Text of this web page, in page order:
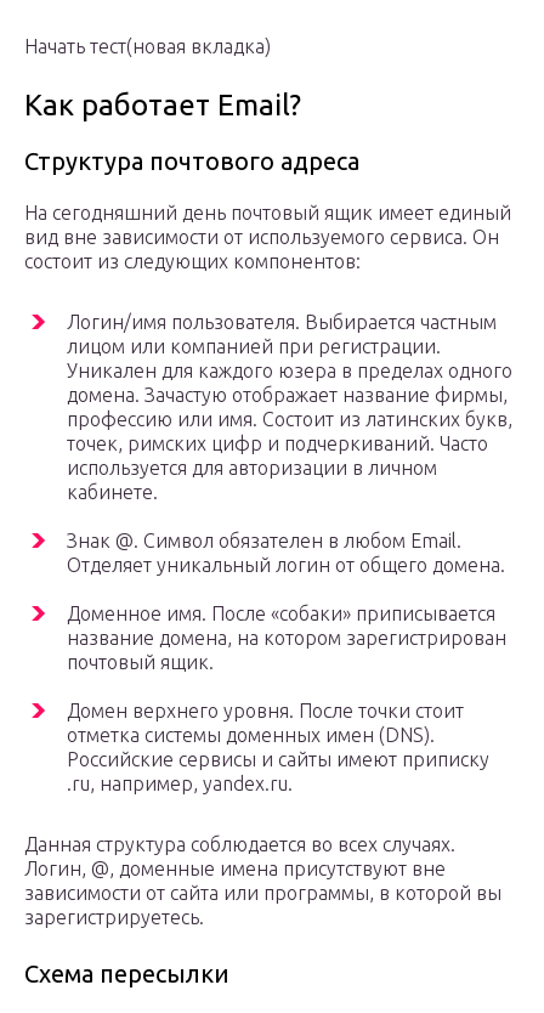
Начать тест(новая вкладка)
Как работает Email?
Структура почтового адреса
На сегодняшний день почтовый ящик имеет единый
вид вне зависимости от используемого сервиса. Он
состоит из следующих компонентов:
Логин/имя пользователя. Выбирается частным
лицом или компанией при регистрации.
Уникален для каждого юзера в пределах одного
домена. Зачастую отображает название фирмы,
профессию или имя. Состоит из латинских букв,
точек, римских цифр и подчеркиваний. Часто
используется для авторизации в личном
кабинете.
Знак @. Символ обязателен в любом Email.
Отделяет уникальный логин от общего домена.
Доменное имя. После «собаки» приписывается
название домена, на котором зарегистрирован
почтовый ящик.
Домен верхнего уровня. После точки стоит
отметка системы доменных имен (DNS).
Российские сервисы и сайты имеют приписку
.ru, например, yandex.ru.
Данная структура соблюдается во всех случаях.
Логин, @, доменные имена присутствуют вне
зависимости от сайта или программы, в которой вы
зарегистрируетесь.
Схема пересылки